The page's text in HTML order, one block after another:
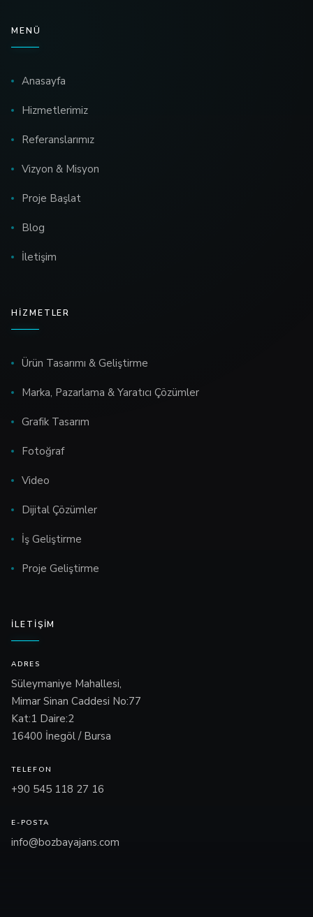
MENÜ
Anasayfa
Hizmetlerimiz
Referanslarımız
Vizyon & Misyon
Proje Başlat
Blog
İletişim
HIZMETLER
Ürün Tasarımı & Geliştirme
Marka, Pazarlama & Yaratıcı Çözümler
Grafik Tasarım
Fotoğraf
Video
Dijital Çözümler
İş Geliştirme
Proje Geliştirme
İLETIŞIM
ADRES
Süleymaniye Mahallesi,
Mimar Sinan Caddesi No:77
Kat:1 Daire:2
16400 İnegöl / Bursa
TELEFON
+90 545 118 27 16
E-POSTA
info@bozbayajans.com